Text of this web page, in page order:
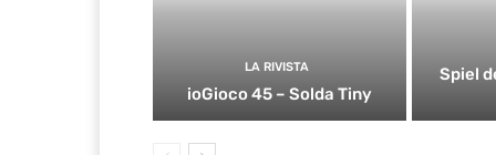
LA RIVISTA
ioGioco 45 – Solda Tiny
Spiel